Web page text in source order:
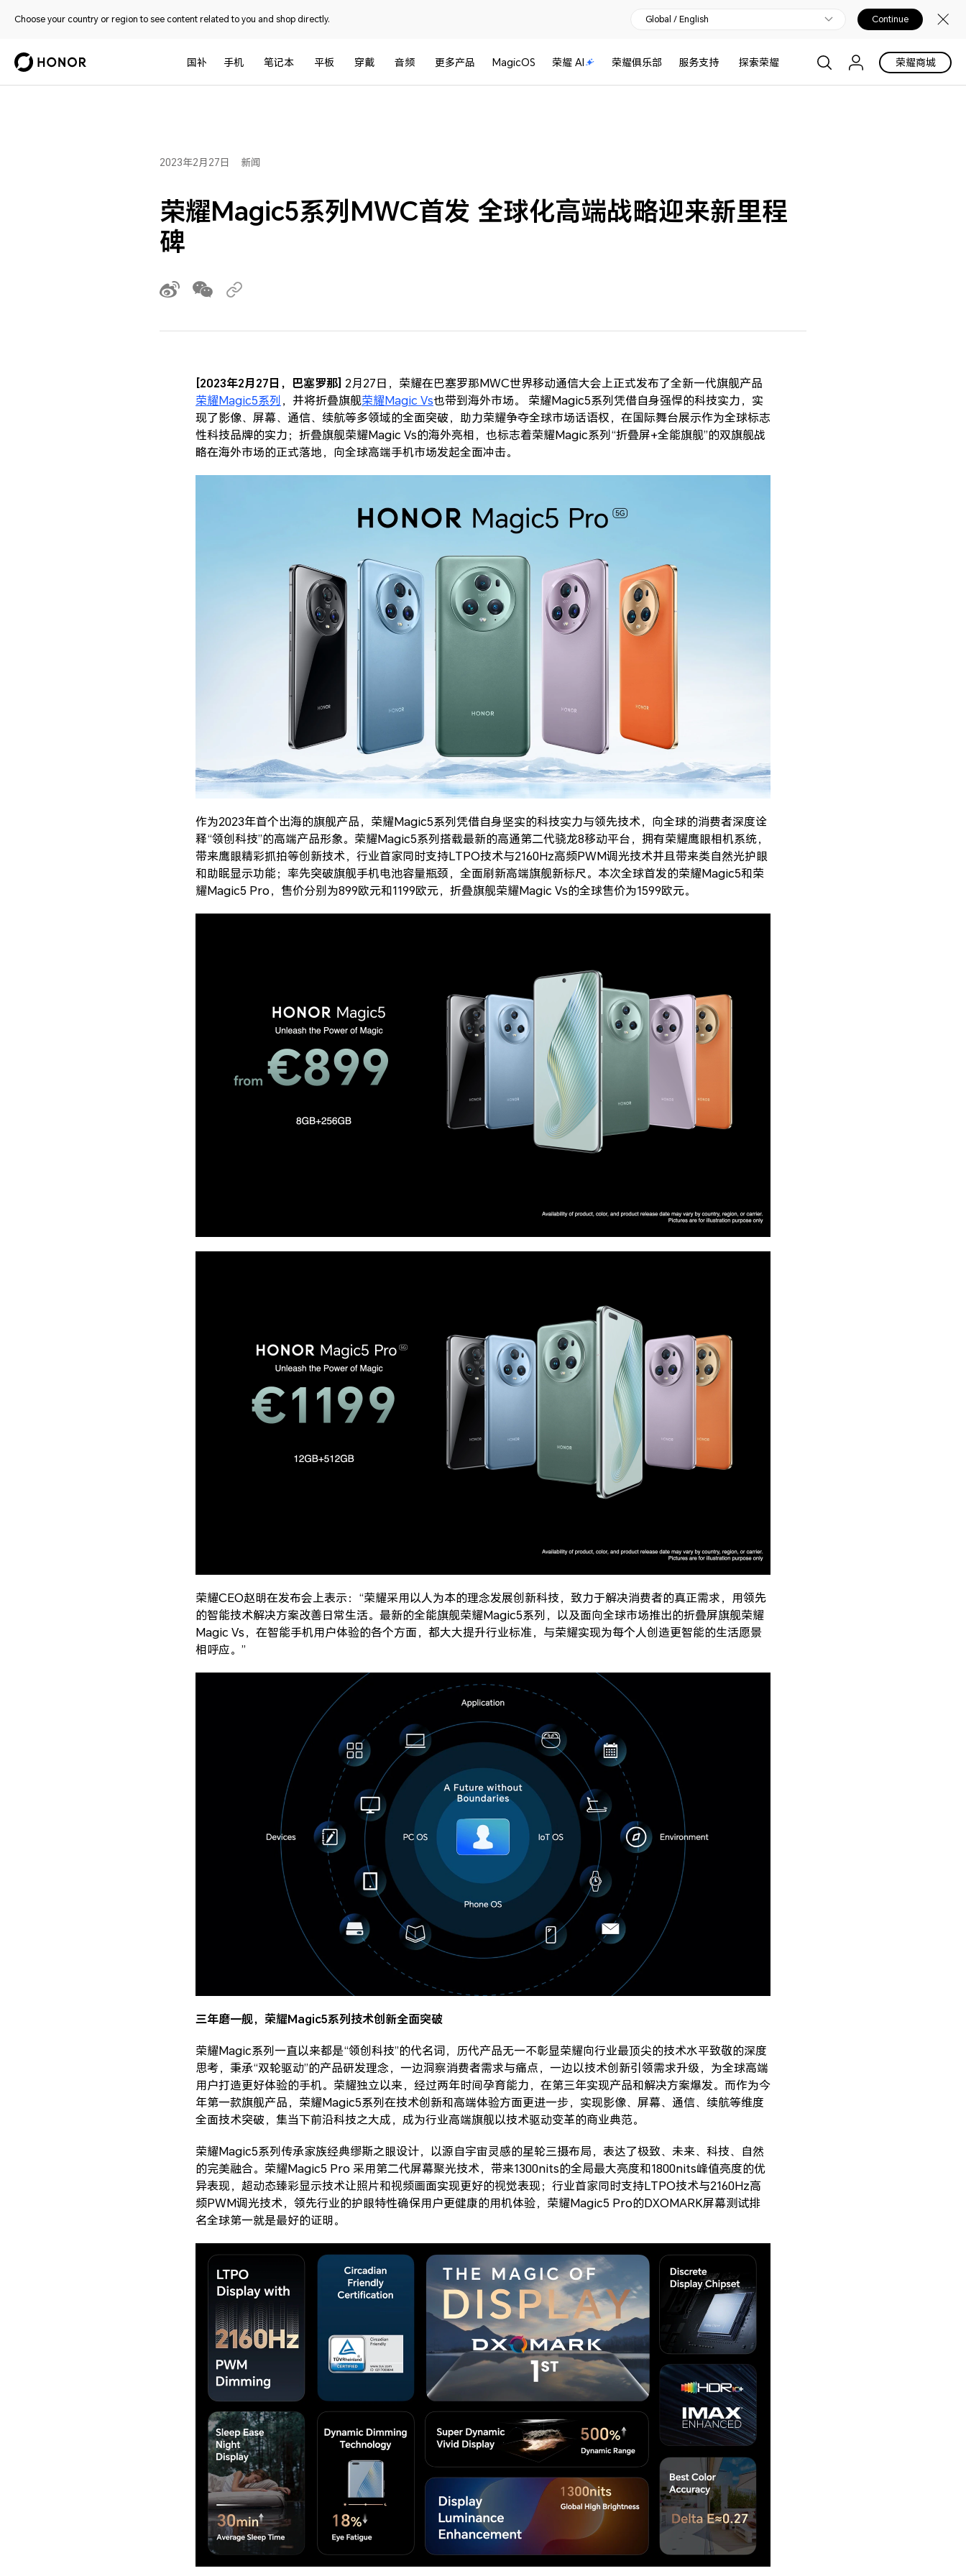
Choose your country or region to see content related to you and shop directly. Global / English Continue
国补 手机 笔记本 平板 穿戴 音频 更多产品 MagicOS 荣耀 AI 荣耀俱乐部 服务支持 探索荣耀 荣耀商城
2023年2月27日 新闻
荣耀Magic5系列MWC首发 全球化高端战略迎来新里程
碑
[2023年2月27日，巴塞罗那] 2月27日，荣耀在巴塞罗那MWC世界移动通信大会上正式发布了全新一代旗舰产品
荣耀Magic5系列 ，并将折叠旗舰荣耀Magic Vs也带到海外市场。 荣耀Magic5系列凭借自身强悍的科技实力，实
现了影像、屏幕、通信、续航等多领域的全面突破，助力荣耀争夺全球市场话语权，在国际舞台展示作为全球标志
性科技品牌的实力；折叠旗舰荣耀Magic Vs的海外亮相，也标志着荣耀Magic系列“折叠屏+全能旗舰”的双旗舰战
略在海外市场的正式落地，向全球高端手机市场发起全面冲击。
作为2023年首个出海的旗舰产品，荣耀Magic5系列凭借自身坚实的科技实力与领先技术，向全球的消费者深度诠
释“领创科技”的高端产品形象。荣耀Magic5系列搭载最新的高通第二代骁龙8移动平台，拥有荣耀鹰眼相机系统，
带来鹰眼精彩抓拍等创新技术，行业首家同时支持LTPO技术与2160Hz高频PWM调光技术并且带来类自然光护眼
和助眠显示功能；率先突破旗舰手机电池容量瓶颈，全面刷新高端旗舰新标尺。本次全球首发的荣耀Magic5和荣
耀Magic5 Pro，售价分别为899欧元和1199欧元，折叠旗舰荣耀Magic Vs的全球售价为1599欧元。
荣耀CEO赵明在发布会上表示：“荣耀采用以人为本的理念发展创新科技，致力于解决消费者的真正需求，用领先
的智能技术解决方案改善日常生活。最新的全能旗舰荣耀Magic5系列，以及面向全球市场推出的折叠屏旗舰荣耀
Magic Vs，在智能手机用户体验的各个方面，都大大提升行业标准，与荣耀实现为每个人创造更智能的生活愿景
相呼应。”
三年磨一舰，荣耀Magic5系列技术创新全面突破
荣耀Magic系列一直以来都是“领创科技”的代名词，历代产品无一不彰显荣耀向行业最顶尖的技术水平致敬的深度
思考，秉承“双轮驱动”的产品研发理念，一边洞察消费者需求与痛点，一边以技术创新引领需求升级，为全球高端
用户打造更好体验的手机。荣耀独立以来，经过两年时间孕育能力，在第三年实现产品和解决方案爆发。而作为今
年第一款旗舰产品，荣耀Magic5系列在技术创新和高端体验方面更进一步，实现影像、屏幕、通信、续航等维度
全面技术突破，集当下前沿科技之大成，成为行业高端旗舰以技术驱动变革的商业典范。
荣耀Magic5系列传承家族经典缪斯之眼设计，以源自宇宙灵感的星轮三摄布局，表达了极致、未来、科技、自然
的完美融合。荣耀Magic5 Pro 采用第二代屏幕聚光技术，带来1300nits的全局最大亮度和1800nits峰值亮度的优
异表现，超动态臻彩显示技术让照片和视频画面实现更好的视觉表现；行业首家同时支持LTPO技术与2160Hz高
频PWM调光技术，领先行业的护眼特性确保用户更健康的用机体验，荣耀Magic5 Pro的DXOMARK屏幕测试排
名全球第一就是最好的证明。